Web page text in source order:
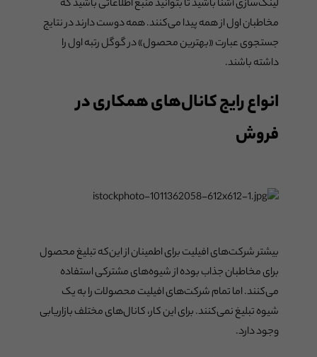
لینک‌سازی آشنا باشید تا بتوانید منبع اطلاعاتی باشید که
مخاطبان اول از همه پیدا می‌کنند. همه دوست دارند در نتایج
جستجوی عبارت «بهترین محصول» در گوگل رتبه اول را
داشته باشند.
انواع رایج کانال‌های همکاری در
فروش
بیشتر شرکت‌های افیلیت برای اطمینان از این‌که تبلیغ محصول
برای مخاطبان جذاب بوده از شیوه‌های مشترکی استفاده
می‌کنند. اما تمام شرکت‌های افیلیت محصولات را به یک
شیوه تبلیغ نمی‌کنند. برای این کار، کانال‌های مختلف بازاریابی
وجود دارد.